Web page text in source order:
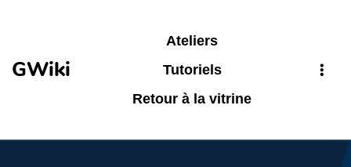
GWiki
Ateliers
Tutoriels
Retour à la vitrine